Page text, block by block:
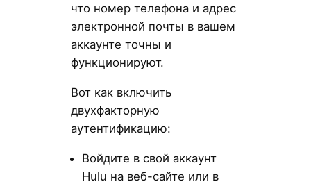
что номер телефона и адрес
электронной почты в вашем
аккаунте точны и
функционируют.
Вот как включить
двухфакторную
аутентификацию:
Войдите в свой аккаунт
Hulu на веб-сайте или в